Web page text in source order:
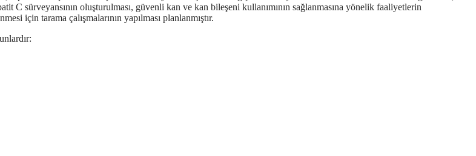
C sürveyansının oluşturulması, güvenli kan ve kan bileşeni kullanımının sağlanmasına yönelik faaliyetlerin
için tarama çalışmalarının yapılması planlanmıştır.